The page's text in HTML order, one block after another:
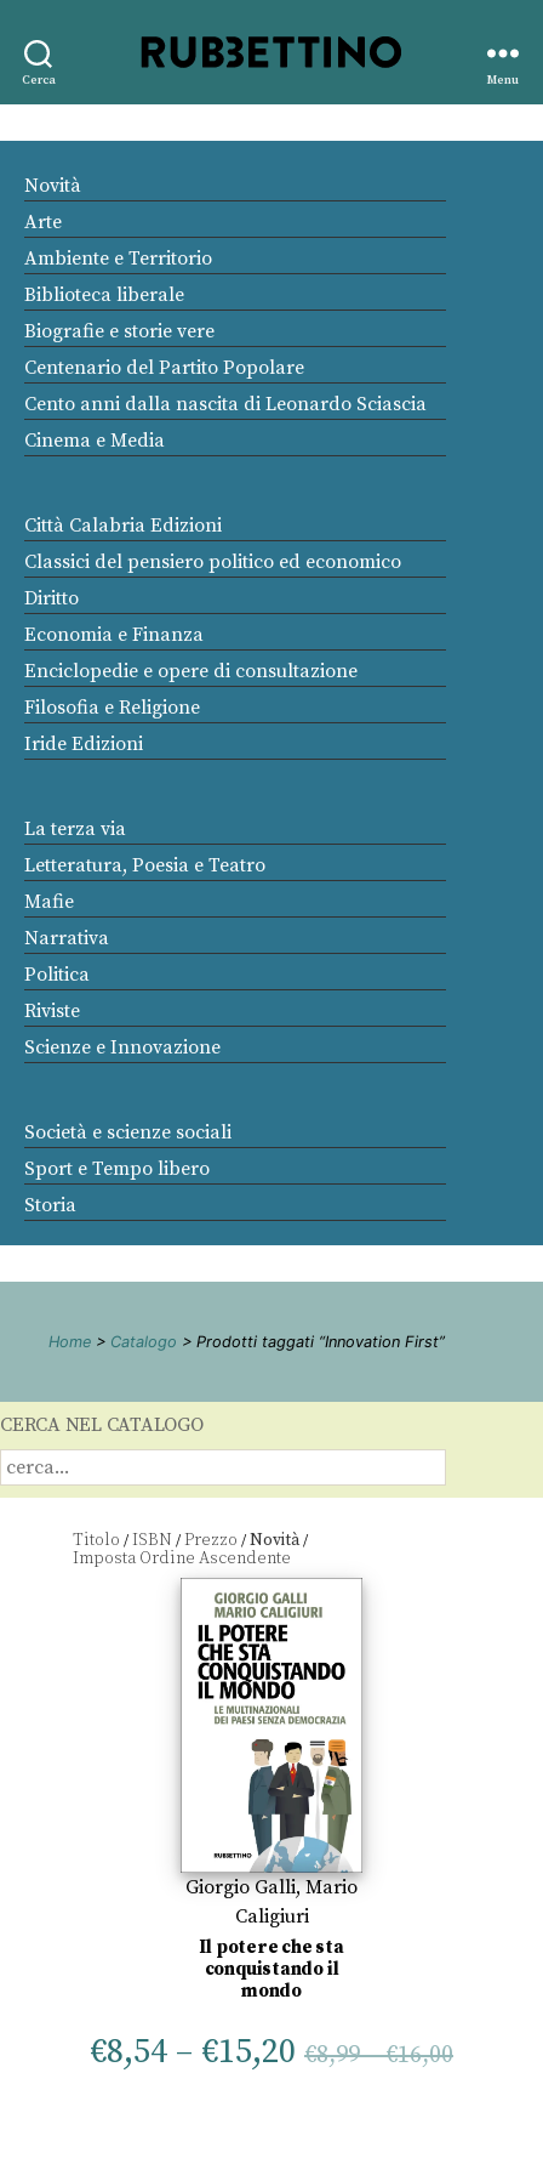
Cerca
editore
Menu
Novità
Arte
Ambiente e Territorio
Biblioteca liberale
Biografie e storie vere
Centenario del Partito Popolare
Cento anni dalla nascita di Leonardo Sciascia
Cinema e Media
Città Calabria Edizioni
Classici del pensiero politico ed economico
Diritto
Economia e Finanza
Enciclopedie e opere di consultazione
Filosofia e Religione
Iride Edizioni
La terza via
Letteratura, Poesia e Teatro
Mafie
Narrativa
Politica
Riviste
Scienze e Innovazione
Società e scienze sociali
Sport e Tempo libero
Storia
Home > Catalogo > Prodotti taggati “Innovation First”
CERCA NEL CATALOGO
Titolo /ISBN /Prezzo /Novità/
Giorgio Galli,Mario
Caligiuri
Il potere che sta
conquistando il
mondo
€8,54 – €15,20 €8,99–€16,00